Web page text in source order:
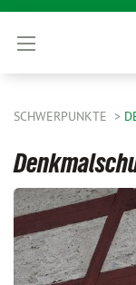
SCHWERPUNKTE